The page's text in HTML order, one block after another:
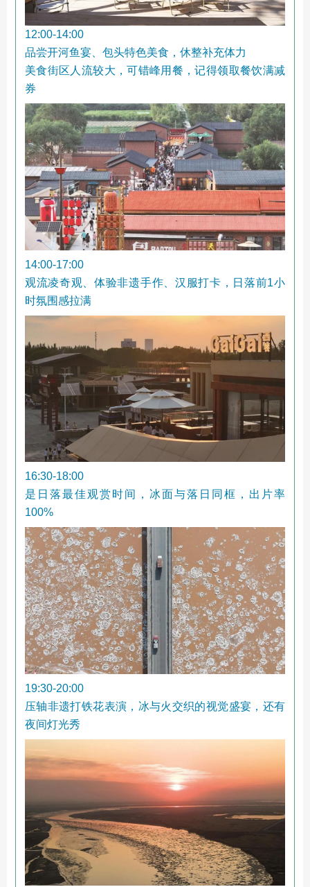
12:00-14:00
品尝开河鱼宴、包头特色美食，休整补充体力
美食街区人流较大，可错峰用餐，记得领取餐饮满减
券
14:00-17:00
观流凌奇观、体验非遗手作、汉服打卡，日落前1小
时氛围感拉满
16:30-18:00
是日落最佳观赏时间，冰面与落日同框，出片率
100%
19:30-20:00
压轴非遗打铁花表演，冰与火交织的视觉盛宴，还有
夜间灯光秀